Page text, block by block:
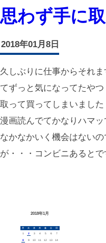
思わず手に
2018年01月8日
久しぶりに仕事からそれ
てずっと気になってたや
取って買ってしまいまし
漫画読んでてかなりハマ
なかなかいく機会はない
が・・・コンビニあると
2018年1月
月 火 水 木 金 土 日
1 2 3 4 5 6 7
8 9 10 11 12 13 14